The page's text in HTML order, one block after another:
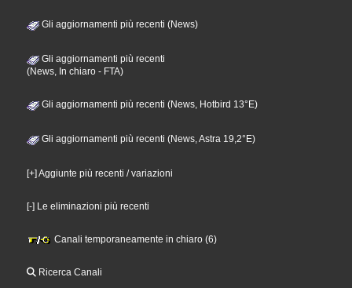
Gli aggiornamenti più recenti (News)
Gli aggiornamenti più recenti
(News, In chiaro - FTA)
Gli aggiornamenti più recenti (News, Hotbird 13°E)
Gli aggiornamenti più recenti (News, Astra 19,2°E)
[+] Aggiunte più recenti / variazioni
[-] Le eliminazioni più recenti
Canali temporaneamente in chiaro (6)
Ricerca Canali